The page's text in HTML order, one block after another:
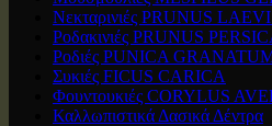
Νεκταρινιές PRUNUS
Ροδακινιές PRUNUS
Ροδιές PUNICA
Συκιές FICUS CARICA
Φουντουκιές CORYLUS
Καλλωπιστικά Δασικά Δέντρα